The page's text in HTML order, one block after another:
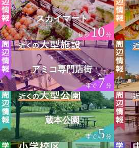
スカイマート
徒歩10分
アミコ専門店街
車で7分
蔵本公園
車で5 分